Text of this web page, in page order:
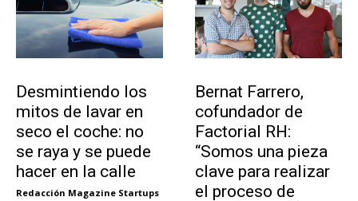
Desmintiendo los
mitos de lavar en
seco el coche: no
se raya y se puede
hacer en la calle
Redacción Magazine Startups
Bernat Farrero,
cofundador de
Factorial RH:
“Somos una pieza
clave para realizar
el proceso de